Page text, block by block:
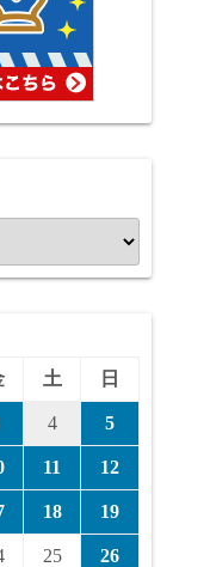
土 日
4 5
11 12
18 19
25 26